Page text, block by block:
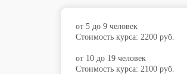
от 5 до 9 человек
Стоимость курса: 2200 руб.
от 10 до 19 человек
Стоимость курса: 2100 руб.